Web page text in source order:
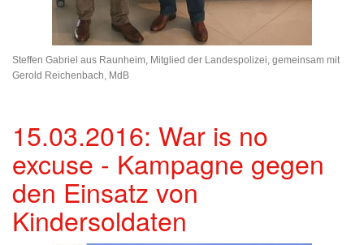
Steffen Gabriel aus Raunheim, Mitglied der Landespolizei, gemeinsam mit
Gerold Reichenbach, MdB
15.03.2016: War is no
excuse - Kampagne gegen
den Einsatz von
Kindersoldaten